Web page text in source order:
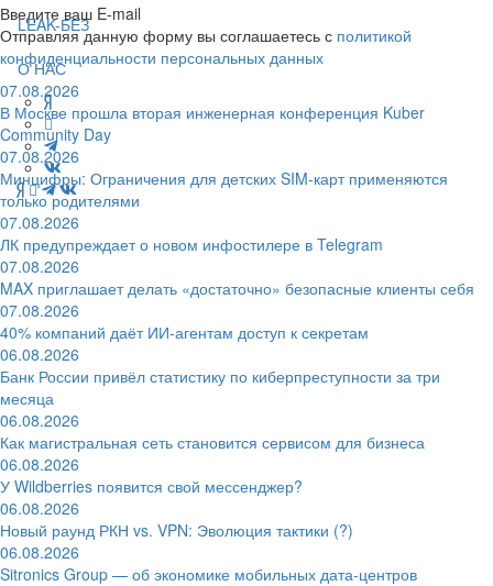
LEAK-БЕЗ
О НАС
Введите ваш E-mail
Отправляя данную форму вы соглашаетесь с политикой
конфиденциальности персональных данных
07.08.2026
В Москве прошла вторая инженерная конференция Kuber
Community Day
07.08.2026
Минцифры: Ограничения для детских SIM-карт применяются
только родителями
07.08.2026
ЛК предупреждает о новом инфостилере в Telegram
07.08.2026
MAX приглашает делать «достаточно» безопасные клиенты себя
07.08.2026
40% компаний даёт ИИ‑агентам доступ к секретам
06.08.2026
Банк России привёл статистику по киберпреступности за три
месяца
06.08.2026
Как магистральная сеть становится сервисом для бизнеса
06.08.2026
У Wildberries появится свой мессенджер?
06.08.2026
Новый раунд РКН vs. VPN: Эволюция тактики (?)
06.08.2026
Sitronics Group — об экономике мобильных дата-центров